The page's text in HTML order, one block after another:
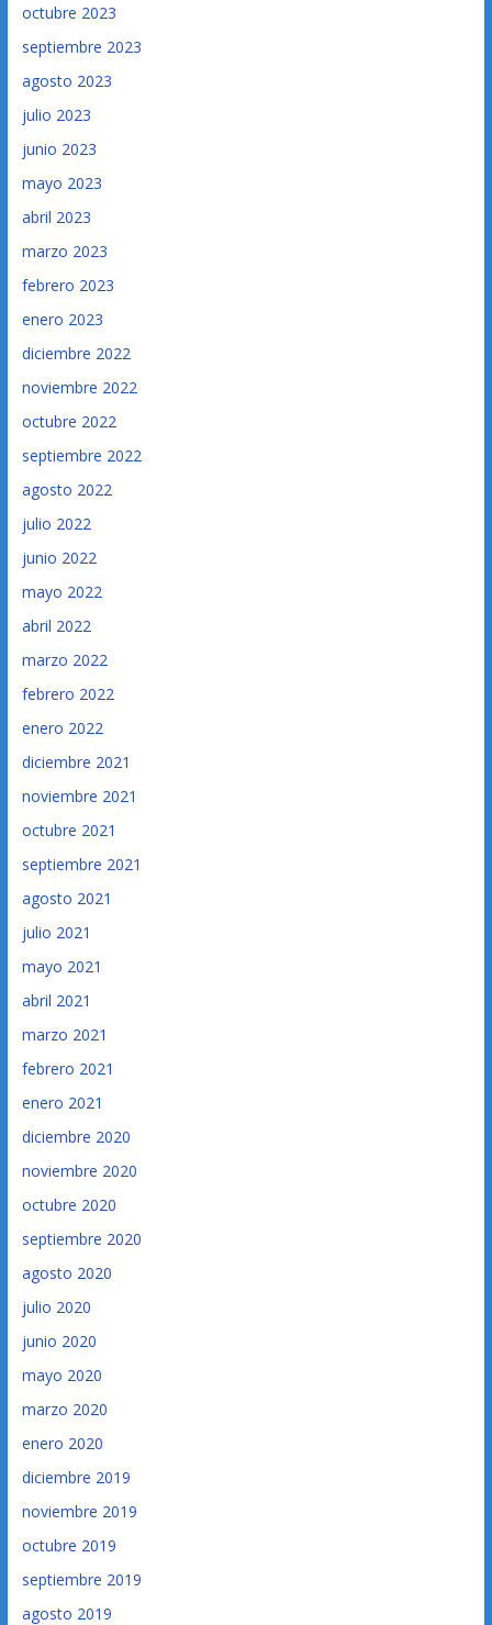
octubre 2023
septiembre 2023
agosto 2023
julio 2023
junio 2023
mayo 2023
abril 2023
marzo 2023
febrero 2023
enero 2023
diciembre 2022
noviembre 2022
octubre 2022
septiembre 2022
agosto 2022
julio 2022
junio 2022
mayo 2022
abril 2022
marzo 2022
febrero 2022
enero 2022
diciembre 2021
noviembre 2021
octubre 2021
septiembre 2021
agosto 2021
julio 2021
mayo 2021
abril 2021
marzo 2021
febrero 2021
enero 2021
diciembre 2020
noviembre 2020
octubre 2020
septiembre 2020
agosto 2020
julio 2020
junio 2020
mayo 2020
marzo 2020
enero 2020
diciembre 2019
noviembre 2019
octubre 2019
septiembre 2019
agosto 2019